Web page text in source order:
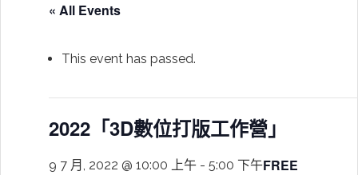
« All Events
This event has passed.
2022「3D數位打版工作營」
9 7 月, 2022 @ 10:00 上午 - 5:00 下午FREE